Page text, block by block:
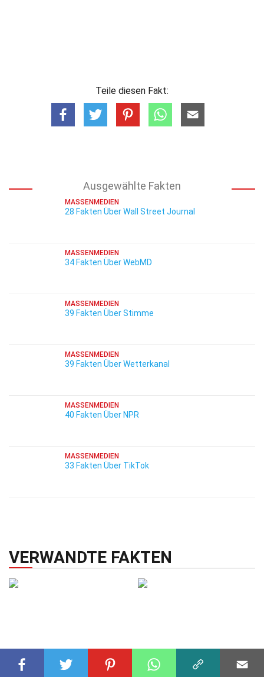
Teile diesen Fakt:
Ausgewählte Fakten
MASSENMEDIEN
28 Fakten Über Wall Street Journal
MASSENMEDIEN
34 Fakten Über WebMD
MASSENMEDIEN
39 Fakten Über Stimme
MASSENMEDIEN
39 Fakten Über Wetterkanal
MASSENMEDIEN
40 Fakten Über NPR
MASSENMEDIEN
33 Fakten Über TikTok
VERWANDTE FAKTEN